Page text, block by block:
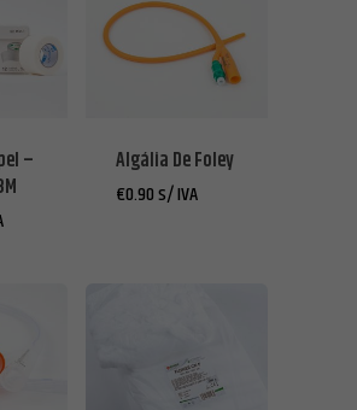
–
Algália De Foley
€0.90s/ IVA